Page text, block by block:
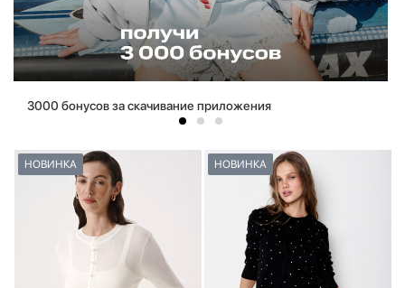
3000 бонусов за скачивание приложения
НОВИНКА НОВИНКА